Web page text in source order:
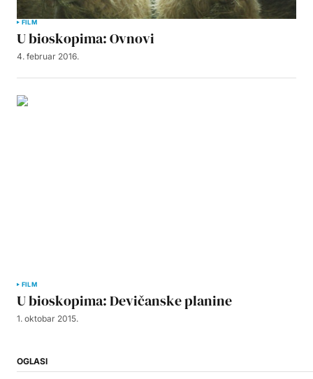
FILM
U bioskopima: Ovnovi
4. februar 2016.
FILM
U bioskopima: Devičanske planine
1. oktobar 2015.
OGLASI